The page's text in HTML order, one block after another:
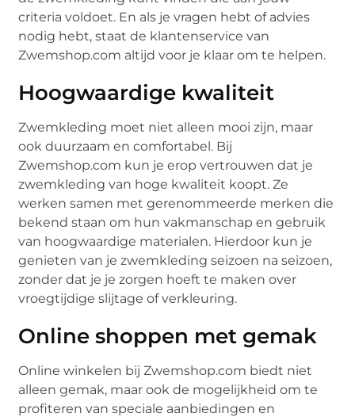
criteria voldoet. En als je vragen hebt of advies
nodig hebt, staat de klantenservice van
Zwemshop.com altijd voor je klaar om te helpen.
Hoogwaardige kwaliteit
Zwemkleding moet niet alleen mooi zijn, maar
ook duurzaam en comfortabel. Bij
Zwemshop.com kun je erop vertrouwen dat je
zwemkleding van hoge kwaliteit koopt. Ze
werken samen met gerenommeerde merken die
bekend staan om hun vakmanschap en gebruik
van hoogwaardige materialen. Hierdoor kun je
genieten van je zwemkleding seizoen na seizoen,
zonder dat je je zorgen hoeft te maken over
vroegtijdige slijtage of verkleuring.
Online shoppen met gemak
Online winkelen bij Zwemshop.com biedt niet
alleen gemak, maar ook de mogelijkheid om te
profiteren van speciale aanbiedingen en